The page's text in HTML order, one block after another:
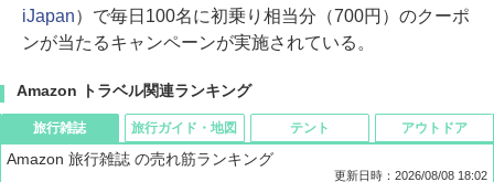
iJapan）で毎日100名に初乗り相当分（700円）のクーポ
ンが当たるキャンペーンが実施されている。
Amazon トラベル関連ランキング
旅行雑誌
Amazon 旅行雑誌 の売れ筋ランキング
更新日時：2026/08/08 18:02
旅行ガイド・地図 テント アウトドア